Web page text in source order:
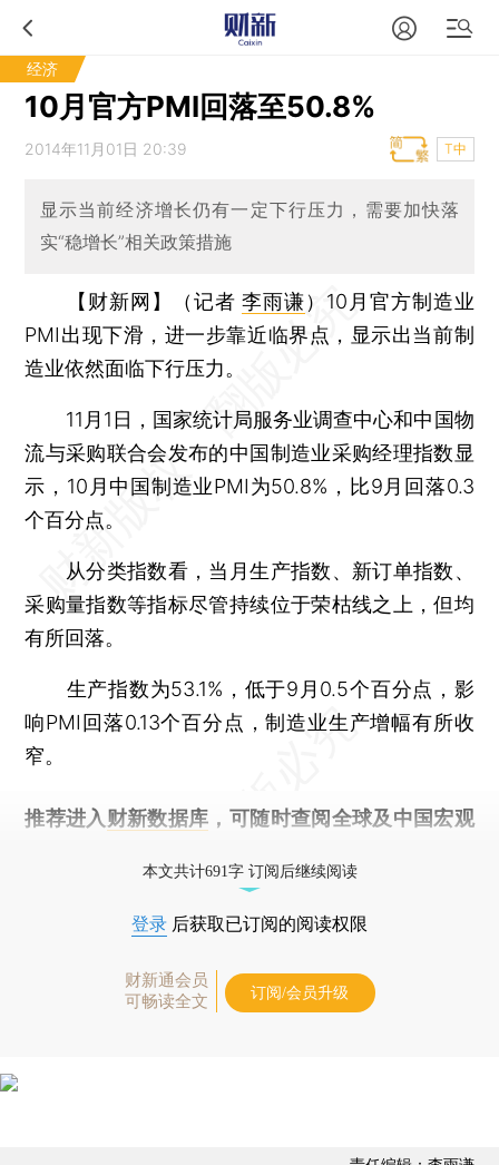
经济
10月官方PMI回落至50.8%
2014年11月01日 20:39 T中
显示当前经济增长仍有一定下行压力，需要加快落
实“稳增长”相关政策措施
【财新网】（记者李雨谦） 10月官方制造业
PMI出现下滑，进一步靠近临界点，显示出当前制
造业依然面临下行压力。
11月1日，国家统计局服务业调查中心和中国物
流与采购联合会发布的中国制造业采购经理指数显
示，10月中国制造业PMI为50.8%，比9月回落0.3
个百分点。
从分类指数看，当月生产指数、新订单指数、
采购量指数等指标尽管持续位于荣枯线之上，但均
有所回落。
生产指数为53.1%，低于9月0.5个百分点，影
响PMI回落0.13个百分点，制造业生产增幅有所收
窄。
推荐进入 财新数据库 ，可随时查阅全球及中国宏观
本文共计691字 订阅后继续阅读
登录 后获取已订阅的阅读权限
财新通会员
可畅读全文
订阅/会员升级